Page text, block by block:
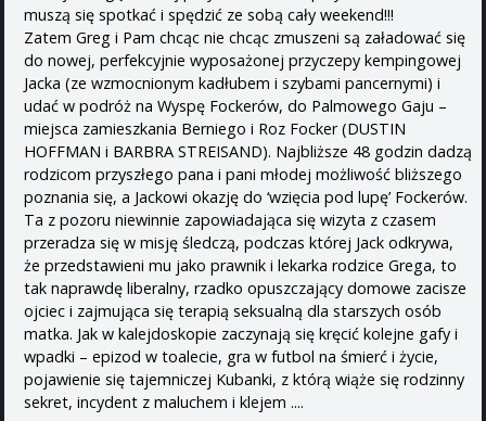
muszą się spotkać i spędzić ze sobą cały weekend!!!
Zatem Greg i Pam chcąc nie chcąc zmuszeni są załadować się
do nowej, perfekcyjnie wyposażonej przyczepy kempingowej
Jacka (ze wzmocnionym kadłubem i szybami pancernymi) i
udać w podróż na Wyspę Fockerów, do Palmowego Gaju –
miejsca zamieszkania Berniego i Roz Focker (DUSTIN
HOFFMAN i BARBRA STREISAND). Najbliższe 48 godzin dadzą
rodzicom przyszłego pana i pani młodej możliwość bliższego
poznania się, a Jackowi okazję do ‘wzięcia pod lupę’ Fockerów.
Ta z pozoru niewinnie zapowiadająca się wizyta z czasem
przeradza się w misję śledczą, podczas której Jack odkrywa,
że przedstawieni mu jako prawnik i lekarka rodzice Grega, to
tak naprawdę liberalny, rzadko opuszczający domowe zacisze
ojciec i zajmująca się terapią seksualną dla starszych osób
matka. Jak w kalejdoskopie zaczynają się kręcić kolejne gafy i
wpadki – epizod w toalecie, gra w futbol na śmierć i życie,
pojawienie się tajemniczej Kubanki, z którą wiąże się rodzinny
sekret, incydent z maluchem i klejem ....